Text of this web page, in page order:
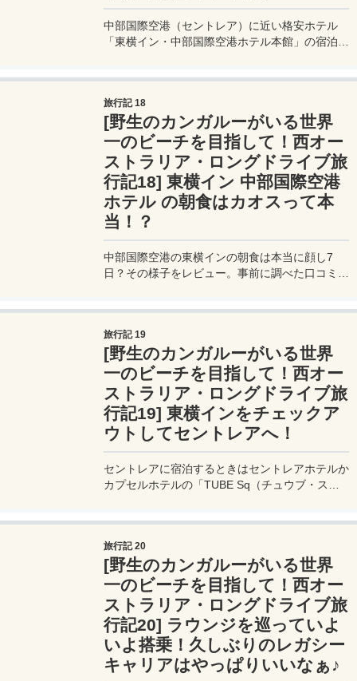
中部国際空港（セントレア）に近い格安ホテル
「東横イン・中部国際空港ホテル本館」の宿泊レ
旅行記 18
[野生のカンガルーがいる世界
一のビーチを目指して！西オー
ストラリア・ロングドライブ旅
行記18] 東横イン 中部国際空港
ホテル の朝食はカオスって本
当！？
中部国際空港の東横インの朝食は本当に顔し7
日？その様子をレビュー。事前に調べた口コミが
旅行記 19
[野生のカンガルーがいる世界
一のビーチを目指して！西オー
ストラリア・ロングドライブ旅
行記19] 東横インをチェックア
ウトしてセントレアへ！
セントレアに宿泊するときはセントレアホテルか
カプセルホテルの「TUBE Sq（チュウブ・スク
旅行記 20
[野生のカンガルーがいる世界
一のビーチを目指して！西オー
ストラリア・ロングドライブ旅
行記20] ラウンジを巡っていよ
いよ搭乗！久しぶりのレガシー
キャリアはやっぱりいいなぁ♪